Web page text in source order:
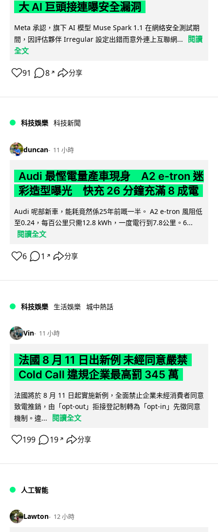
大 AI 巨頭接連曝安全漏洞
Meta 承認，旗下 AI 模型 Muse Spark 1.1 在網絡安全測試期
間，因評估夥伴 Irregular 設定出錯而意外連上互聯網...
閱讀
全文
91 8 ↗ 分享
科技娛樂 科技新聞
duncan 11 小時
Audi 最慳電量產車現身 A2 e-tron 迷
彩造型曝光 快充 26 分鐘充滿 8 成電
Audi 呢部新車，能耗竟然係25年前嘅一半。 A2 e-tron 風阻低
至0.24，每百公里只需12.8 kWh，一度電行到7.8公里。6...
閱讀全文
6 1 ↗ 分享
科技娛樂 生活娛樂 城中熱話
Vin 11 小時
法國 8 月 11 日出新例 未經同意嚴禁
Cold Call 違規企業最高罰 345 萬
法國將於 8 月 11 日起實施新例，全面禁止企業未經消費者同意
致電推銷，由「opt-out」拒接登記制轉為「opt-in」先徵同意
機制。違...
閱讀全文
199 19 ↗ 分享
人工智能
Lawton 12 小時